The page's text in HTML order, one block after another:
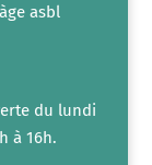
asbl
du lundi
à 16h.